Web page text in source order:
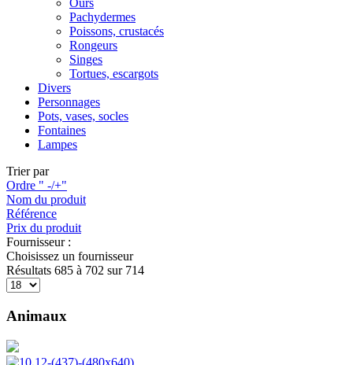
Ours
Pachydermes
Poissons, crustacés
Rongeurs
Singes
Tortues, escargots
Divers
Personnages
Pots, vases, socles
Fontaines
Lampes
Trier par
Ordre " -/+"
Nom du produit
Référence
Prix du produit
Fournisseur :
Choisissez un fournisseur
Résultats 685 à 702 sur 714
Animaux